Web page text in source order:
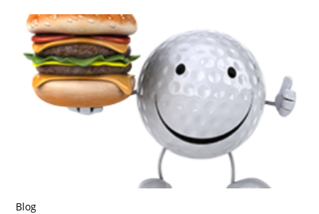
Blog